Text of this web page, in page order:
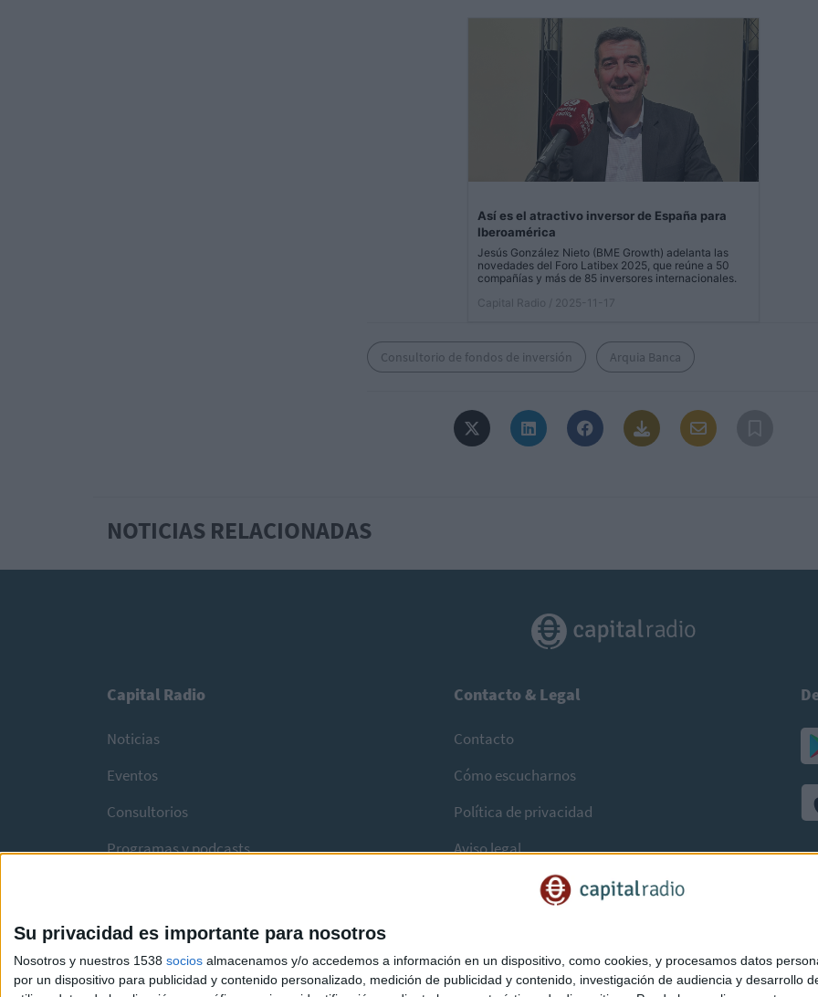
Su privacidad es importante para nosotros
Nosotros y nuestros 1538 socios almacenamos y/o accedemos a información en un dispositivo, como cookies, y procesamos datos
por un dispositivo para publicidad y contenido personalizado, medición de publicidad y contenido, investigación de audiencia y desarrollo
Así es el atractivo inversor de España para
Iberoamérica
Jesús González Nieto (BME Growth) adelanta las
novedades del Foro Latibex 2025, que reúne a 50
compañías y más de 85 inversores internacionales.
Capital Radio
/ 2025-11-17
Consultorio de fondos de inversión Arquia Banca
NOTICIAS RELACIONADAS
Capital Radio
Noticias
Eventos
Consultorios
Programas y podcasts
Contacto & Legal
Contacto
Cómo escucharnos
Política de privacidad
Aviso legal